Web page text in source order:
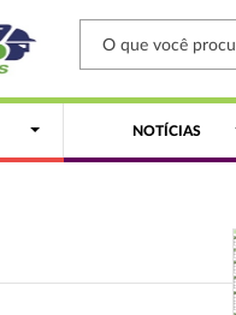
NOTÍCIAS